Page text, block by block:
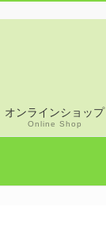
オンラインショップ
Online Shop